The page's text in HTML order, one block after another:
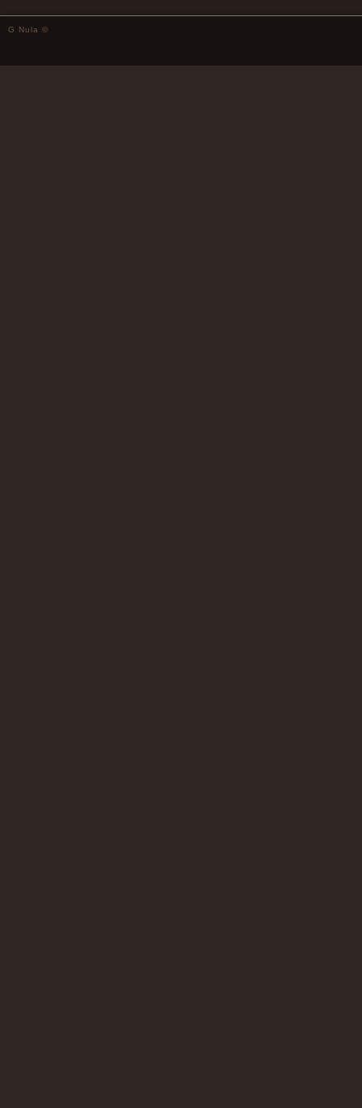
G Nula ©